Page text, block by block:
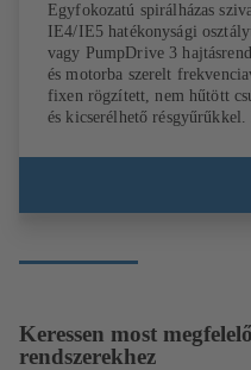
Egyfokozatú spirálházas
IE4/IE5 hatékonysági
vagy PumpDrive 3
és motorba szerelt
fixen rögzített, nem hűtött
és kicserélhető
DIN V 42673 (07-2011)
az ErP-szabályozások
Keressen most
rendszerekhez